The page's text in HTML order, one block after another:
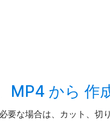
MP4 から 作
な場合は、カット、切